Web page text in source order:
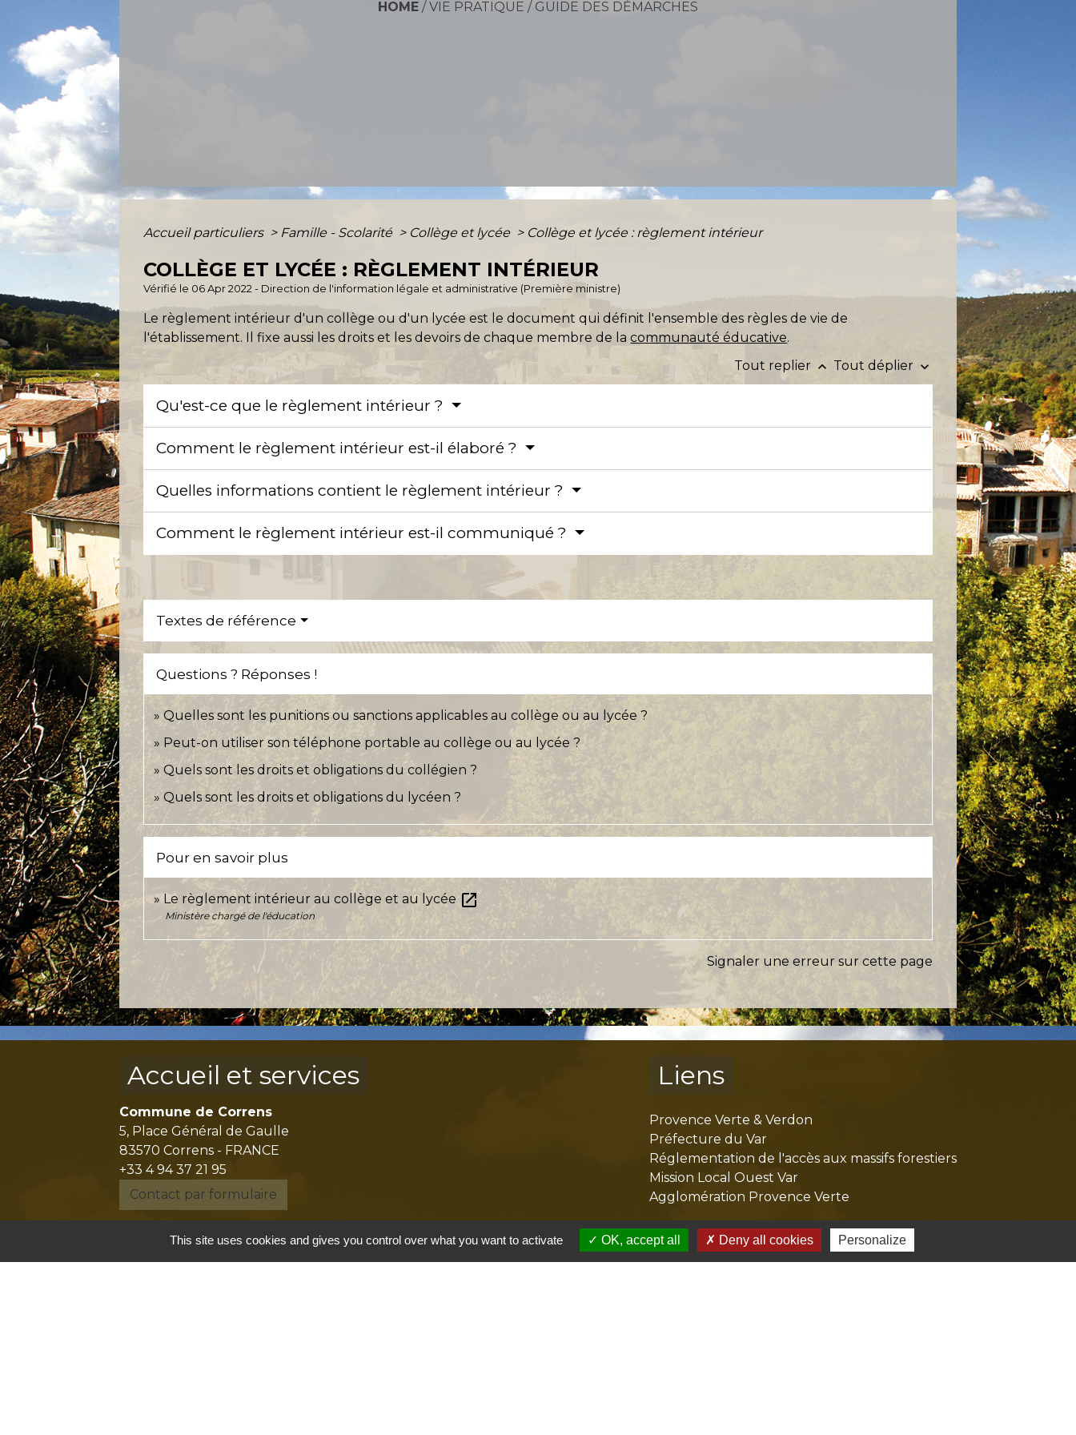
HOME /VIE PRATIQUE / GUIDE DES DÉMARCHES
Accueil particuliers > Famille - Scolarité > Collège et lycée > Collège et lycée : règlement intérieur
COLLÈGE ET LYCÉE : RÈGLEMENT INTÉRIEUR
Vérifié le 06 Apr 2022 - Direction de l'information légale et administrative (Première ministre)
Le règlement intérieur d'un collège ou d'un lycée est le document qui définit l'ensemble des règles de vie de
l'établissement. Il fixe aussi les droits et les devoirs de chaque membre de lacommunauté éducative.
Tout replier keyboard_arrow_up Tout déplier keyboard_arrow_down
Qu'est-ce que le règlement intérieur ?
Comment le règlement intérieur est-il élaboré ?
Quelles informations contient le règlement intérieur ?
Comment le règlement intérieur est-il communiqué ?
Textes de référence
Questions ? Réponses !
Quelles sont les punitions ou sanctions applicables au collège ou au lycée ?
Peut-on utiliser son téléphone portable au collège ou au lycée ?
Quels sont les droits et obligations du collégien ?
Quels sont les droits et obligations du lycéen ?
Pour en savoir plus
Le règlement intérieur au collège et au lycée open_in_new
Ministère chargé de l'éducation
Signaler une erreur sur cette page
Accueil et services
Commune de Correns
5, Place Général de Gaulle
83570 Correns - FRANCE
+33 4 94 37 21 95
Contact par formulaire
Liens
Provence Verte & Verdon
Préfecture du Var
Réglementation de l'accès aux massifs forestiers
Mission Local Ouest Var
Agglomération Provence Verte
This site uses cookies and gives you control over what you want to activate OK, accept all Deny all cookies Personalize